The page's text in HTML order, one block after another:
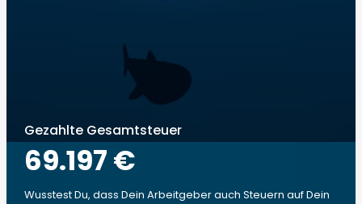
Gezahlte Gesamtsteuer
69.197 €
Wusstest Du, dass Dein Arbeitgeber auch Steuern auf Dein